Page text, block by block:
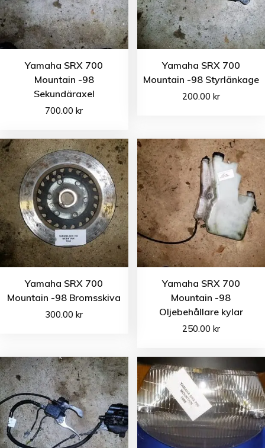
Yamaha SRX 700
Mountain -98
Sekundäraxel
700.00kr
Yamaha SRX 700
Mountain -98 Styrlänkage
200.00 kr
Yamaha SRX 700
Mountain -98 Bromsskiva
300.00kr
Yamaha SRX 700
Mountain -98
Oljebehållare kylar
250.00 kr